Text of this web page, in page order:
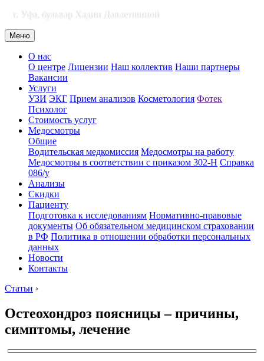
г. Уфа, бульвар Хадии Давлетшиной
Меню
О нас
О центре Лицензии Наш коллектив Наши партнеры
Вакансии
Услуги
УЗИ ЭКГ Прием анализов Косметология Фотек
Психолог
Стоимость услуг
Медосмотры
Общие
Водительская медкомиссия Медосмотры на работу
Медосмотры в соответствии с приказом 302-Н Справка
086/у
Анализы
Скидки
Пациенту
Подготовка к исследованиям Нормативно-правовые
документы Об обязательном медицинском страховании
в РФ Политика в отношении обработки персональных
данных
Новости
Контакты
Статьи ›
Остеохондроз поясницы – причины,
симптомы, лечение